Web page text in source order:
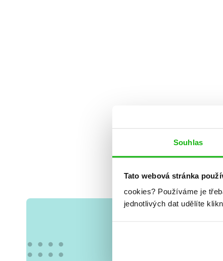
Souhlas
Tato webová stránka
cookies? Používáme je
jednotlivých dat udělíte